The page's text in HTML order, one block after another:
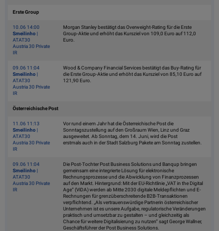
Erste Group
10.06 14:00
Smeilinho |
ATAT30
Austria 30 Private
IR
Morgan Stanley bestätigt das Overweight-Rating für die Erste
Group-Aktie und erhöht das Kursziel von 109,0 Euro auf 112,0
Euro.
09.06 11:04
Smeilinho |
ATAT30
Austria 30 Private
IR
Wood & Company Financial Services bestätigt das Buy-Rating für
die Erste Group-Aktie und erhöht das Kursziel von 85,10 Euro auf
121,90 Euro.
Österreichische Post
11.06 11:13
Smeilinho |
ATAT30
Austria 30 Private
IR
Vor rund einem Jahr hat die Österreichische Post die
Sonntagszustellung auf den Großraum Wien, Linz und Graz
ausgeweitet. Ab Sonntag, dem 14. Juni, wird die Post
erstmals auch in der Stadt Salzburg Pakete am Sonntag zustellen.
09.06 11:04
Smeilinho |
ATAT30
Austria 30 Private
IR
Die Post-Tochter Post Business Solutions und Banqup bringen
gemeinsam eine integrierte Lösung für elektronische
Rechnungsprozesse und die Abwicklung von Finanzprozessen
auf den Markt. Hintergrund: Mit der EU-Richtlinie „VAT in the Digital
Age“ (ViDA) werden ab Mitte 2030 digitale Meldepflichten und E-
Rechnungen für grenzüberschreitende B2B-Transaktionen
verpflichtend. „Als vertrauenswürdige Partnerin österreichischer
Unternehmen ist es unsere Aufgabe, regulatorische Veränderungen
praktisch und umsetzbar zu gestalten – und gleichzeitig als
Chance für weitere Digitalisierung zu nutzen“ sagt George Wallner,
Geschäftsführer der Post Business Solutions.